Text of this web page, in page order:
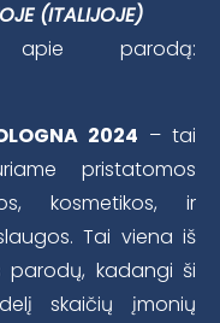
(ITALIJOJE)
apie parodą:
2024 – tai
pristatomos
kosmetikos, ir
Tai viena iš
parodų, kadangi ši
skaičių įmonių